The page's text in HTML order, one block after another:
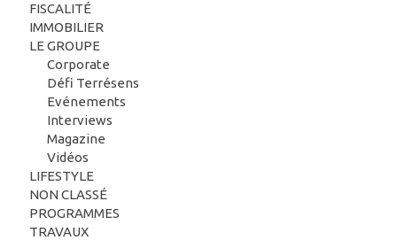
FISCALITÉ
IMMOBILIER
LE GROUPE
Corporate
Défi Terrésens
Evénements
Interviews
Magazine
Vidéos
LIFESTYLE
NON CLASSÉ
PROGRAMMES
TRAVAUX